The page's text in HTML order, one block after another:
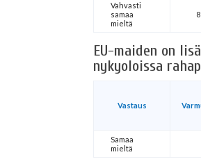
Vahvasti
samaa
mieltä
8
EU-maiden on
nykyoloissa
Vastaus
Samaa
mieltä